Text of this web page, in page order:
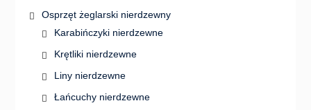
Osprzęt żeglarski nierdzewny
Karabińczyki nierdzewne
Krętliki nierdzewne
Liny nierdzewne
Łańcuchy nierdzewne